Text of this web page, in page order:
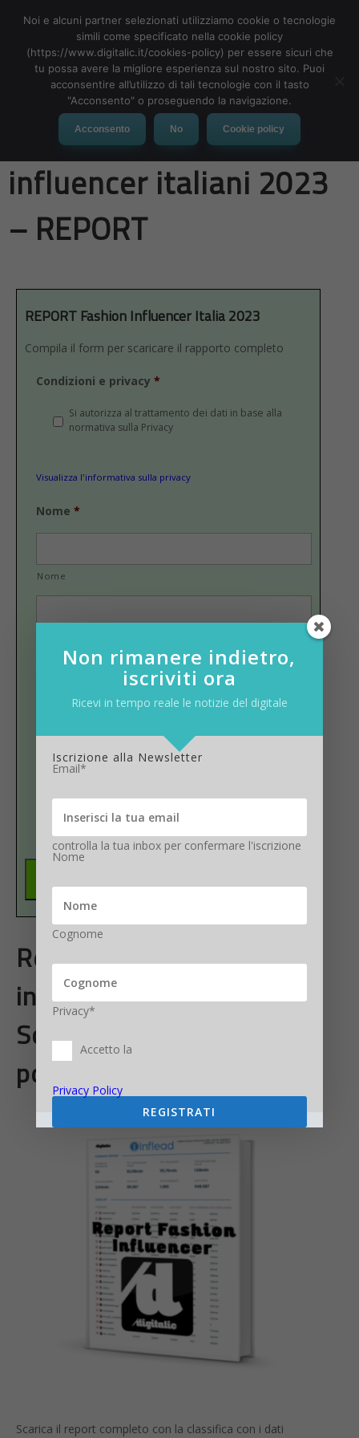
MENU
I migliori fashion
influencer italiani 2023
– REPORT
REPORT Fashion Influencer Italia 2023
Compila il form per scaricare il rapporto completo
Condizioni e privacy *
Si autorizza al trattamento dei dati in base alla
normativa sulla Privacy
Visualizza l'informativa sulla privacy
Nome *
Nome
Inserisci email
Conferma email
Report I migliori fashion
influencer italiani 2023 –
Scarica gratis l’analisi in
pdf (129 pagine)
Scarica il report completo con la classifica con i dati
Non rimanere indietro,
iscriviti ora
Ricevi in tempo reale le notizie del digitale
Iscrizione alla Newsletter
Email*
controlla la tua inbox per confermare l'iscrizione
Nome
Cognome
Privacy*
Accetto la
Privacy Policy
REGISTRATI
Noi e alcuni partner selezionati utilizziamo cookie o tecnologie
simili come specificato nella cookie policy
(https://www.digitalic.it/cookies-policy) per essere sicuri che
tu possa avere la migliore esperienza sul nostro sito. Puoi
acconsentire all’utilizzo di tali tecnologie con il tasto
"Acconsento" o proseguendo la navigazione.
Acconsento No Cookie policy